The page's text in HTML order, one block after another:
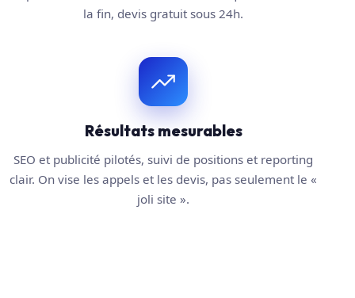
la fin, devis gratuit sous 24h.
Résultats mesurables
SEO et publicité pilotés, suivi de positions et reporting
clair. On vise les appels et les devis, pas seulement le «
joli site ».